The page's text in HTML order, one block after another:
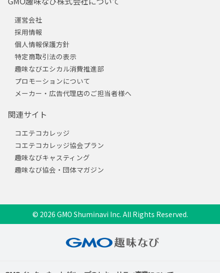
運営会社
採用情報
個人情報保護方針
特定商取引法の表示
趣味なびエシカル消費推進部
プロモーションについて
メーカー・広告代理店のご担当者様へ
関連サイト
コエテコカレッジ
コエテコカレッジ協会プラン
趣味なびキャスティング
趣味なび協会・団体マガジン
© 2026 GMO Shuminavi Inc. All Rights Reserved.